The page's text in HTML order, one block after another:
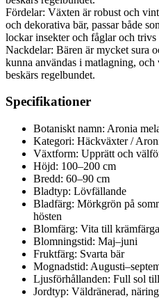
Fördelar: Växten är robust och
och dekorativa bär, passar både
lockar insekter och fåglar och
Nackdelar: Bären är mycket sura
kunna användas i matlagning,
beskärs regelbundet.
Specifikationer
Botaniskt namn: Aronia
Kategori: Häckväxter /
Växtform: Upprätt och
Höjd: 100–200 cm
Bredd: 60–90 cm
Bladtyp: Lövfällande
Bladfärg: Mörkgrön på
hösten
Blomfärg: Vita till
Blomningstid: Maj–juni
Fruktfärg: Svarta bär
Mognadstid:
Ljusförhållanden: Full sol
Jordtyp: Väldränerad,